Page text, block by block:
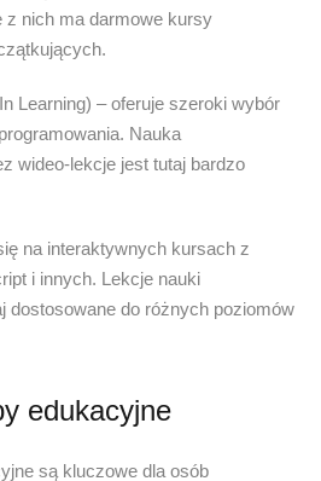
z nich ma darmowe kursy
Learning) – oferuje szeroki wybór
Nauka
wideo-lekcje jest tutaj bardzo
na interaktywnych kursach z
i innych. Lekcje nauki
dostosowane do różnych poziomów
edukacyjne
są kluczowe dla osób